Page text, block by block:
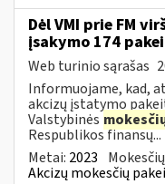
Dėl VMI prie FM
įsakymo 174
Web turinio sąrašas
Informuojame, kad,
akcizų įstatymo
Valstybinės
Respublikos finansų...
Metai: 2023
Akcizų mokesčių